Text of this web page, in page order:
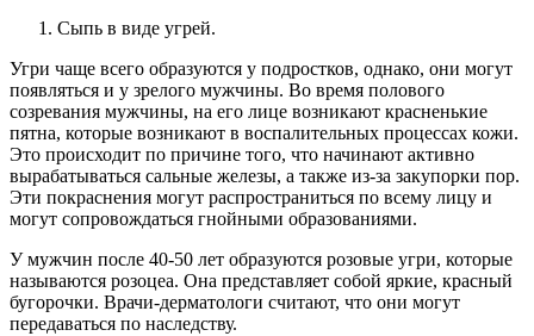
Сыпь в виде угрей.
Угри чаще всего образуются у подростков, однако, они могут
появляться и у зрелого мужчины. Во время полового
созревания мужчины, на его лице возникают красненькие
пятна, которые возникают в воспалительных процессах кожи.
Это происходит по причине того, что начинают активно
вырабатываться сальные железы, а также из-за закупорки пор.
Эти покраснения могут распространиться по всему лицу и
могут сопровождаться гнойными образованиями.
У мужчин после 40-50 лет образуются розовые угри, которые
называются розоцеа. Она представляет собой яркие, красный
бугорочки. Врачи-дерматологи считают, что они могут
передаваться по наследству.